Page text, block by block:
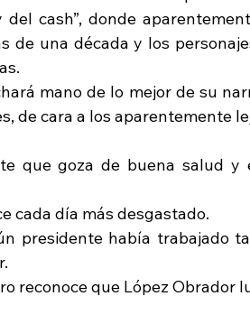
del cash”, donde
de una década y los
mano de lo mejor de su
de cara a los aparentemente
que goza de buena salud
cada día más desgastado.
presidente había trabajado
reconoce que López Obrador